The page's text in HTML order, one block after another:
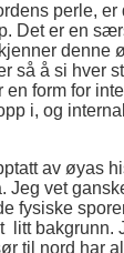
perle,
Det er en
denne
så å si hver
form for
i, og
av øyas
Jeg vet
fysiske
litt
til nord har